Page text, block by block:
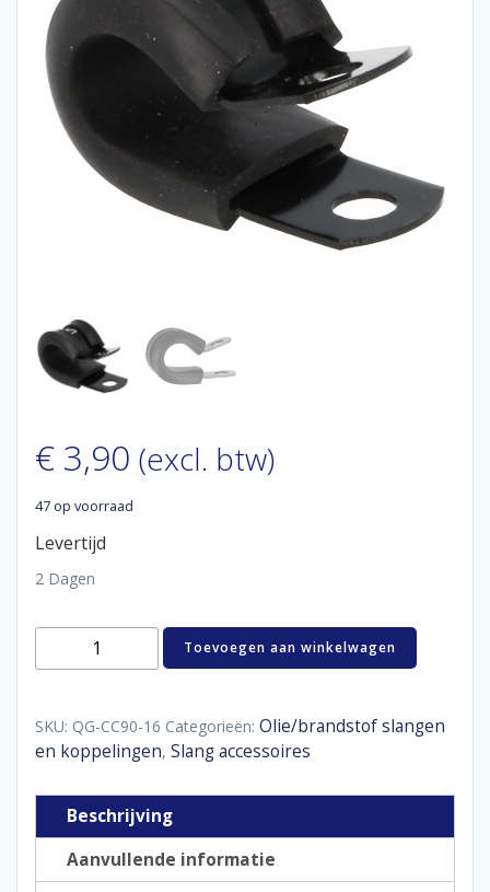
€ 3,90 (excl. btw)
47 op voorraad
Levertijd
2 Dagen
QSP
aluminium
25,4
mm
aantal
Toevoegen aan winkelwagen
SKU: QG-CC90-16 Categorieën: Olie/brandstof slangen
en koppelingen, Slang accessoires
Beschrijving
Aanvullende informatie